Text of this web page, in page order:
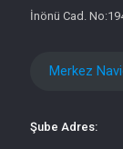
İnönü Cad.
Merkez
Şube Adres: